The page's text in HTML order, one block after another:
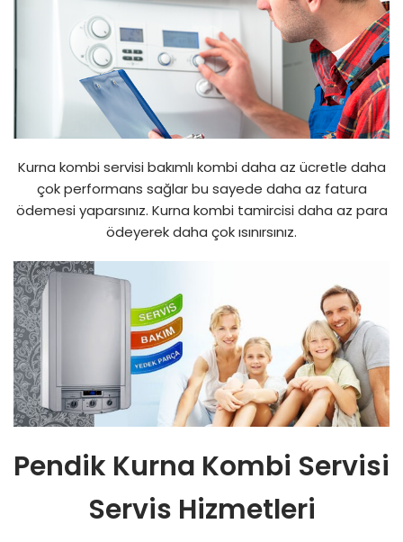
Kurna kombi servisi bakımlı kombi daha az ücretle daha
çok performans sağlar bu sayede daha az fatura
ödemesi yaparsınız. Kurna kombi tamircisi daha az para
ödeyerek daha çok ısınırsınız.
Pendik Kurna Kombi Servisi
Servis Hizmetleri